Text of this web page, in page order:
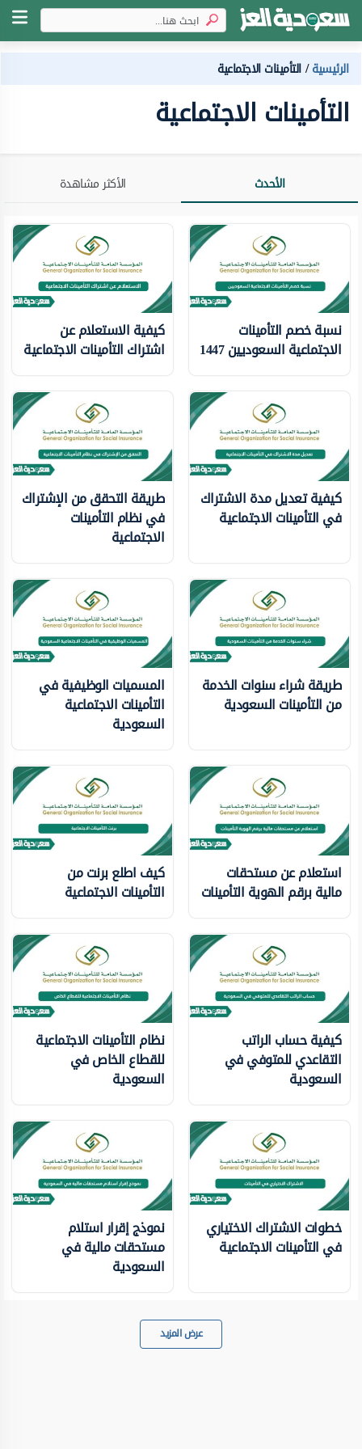
الرئيسية التأمينات الاجتماعية
التأمينات الاجتماعية
الأحدث الأكثر مشاهدة
نسبة خصم التأمينات
الاجتماعية السعوديين 1447
كيفية الاستعلام عن
اشتراك التأمينات الاجتماعية
كيفية تعديل مدة الاشتراك
في التأمينات الاجتماعية
طريقة التحقق من الإشتراك
في نظام التأمينات
الاجتماعية
طريقة شراء سنوات الخدمة
من التأمينات السعودية
المسميات الوظيفية في
التأمينات الاجتماعية
السعودية
استعلام عن مستحقات
مالية برقم الهوية التأمينات
كيف اطلع برنت من
التأمينات الاجتماعية
كيفية حساب الراتب
التقاعدي للمتوفي في
السعودية
نظام التأمينات الاجتماعية
للقطاع الخاص في
السعودية
خطوات الاشتراك الاختياري
في التأمينات الاجتماعية
نموذج إقرار استلام
مستحقات مالية في
السعودية
عرض المزيد